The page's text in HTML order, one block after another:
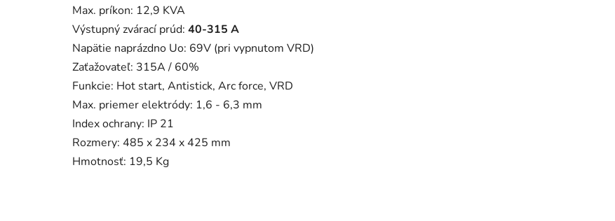
Max. príkon: 12,9 KVA
Výstupný zvárací prúd: 40-315 A
Napätie naprázdno Uo: 69V (pri vypnutom VRD)
Zaťažovateľ: 315A / 60%
Funkcie: Hot start, Antistick, Arc force, VRD
Max. priemer elektródy: 1,6 - 6,3 mm
Index ochrany: IP 21
Rozmery: 485 x 234 x 425 mm
Hmotnosť: 19,5 Kg